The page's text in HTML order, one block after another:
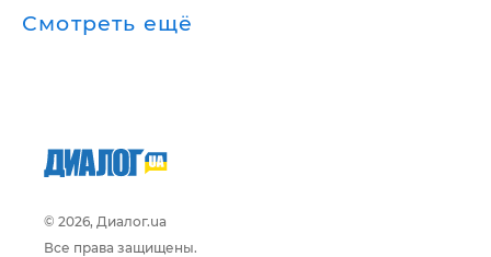
Смотреть ещё
© 2026, Диалог.ua
Все права защищены.